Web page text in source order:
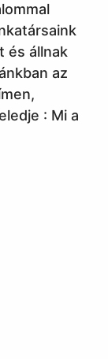
és állnak
az
: Mi a